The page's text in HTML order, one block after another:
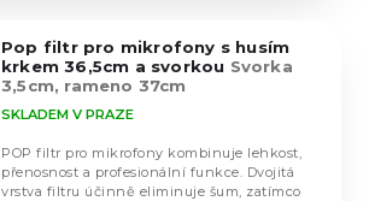
Pop filtr pro mikrofony s husím
krkem 36,5cm a svorkou Svorka
3,5cm, rameno 37cm
SKLADEM V PRAZE
POP filtr pro mikrofony kombinuje lehkost,
přenosnost a profesionální funkce. Dvojitá
vrstva filtru účinně eliminuje šum, zatímco